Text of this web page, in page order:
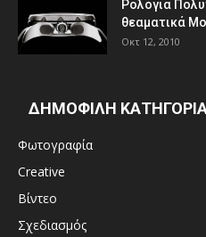
Ρολόγια
θεαματικά
Οκτ 12, 2010
ΔΗΜΟΦΙΛΗ
Φωτογραφία
Creative
Βίντεο
Σχεδιασμός